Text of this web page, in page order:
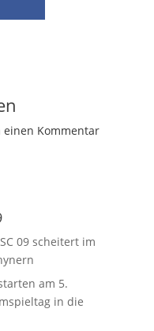
Kommentar
09 scheitert im
am 5.
in die